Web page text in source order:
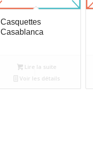
Casquettes
Casablanca
Lire la suite
Voir les détails